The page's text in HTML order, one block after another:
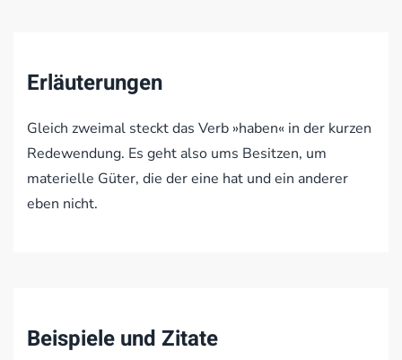
Erläuterungen
Gleich zweimal steckt das Verb »haben« in der kurzen
Redewendung. Es geht also ums Besitzen, um
materielle Güter, die der eine hat und ein anderer
eben nicht.
Beispiele und Zitate